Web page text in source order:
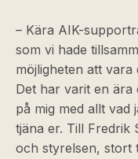
– Kära AIK-
som vi hade
möjligheten att
Det har varit en ära
på mig med allt vad
tjäna er. Till Fredrik
och styrelsen, stort